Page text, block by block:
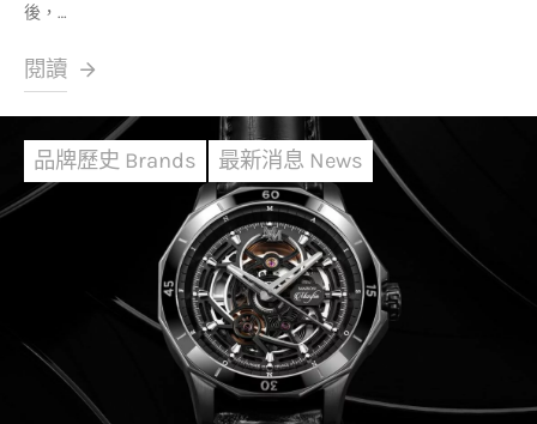
後，…
閱讀
品牌歷史 Brands 最新消息 News